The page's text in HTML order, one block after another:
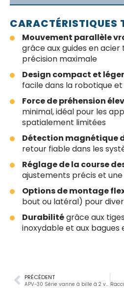
CARACTÉRISTIQUES
Mouvement parallèle
grâce aux guides en
précision maximale
Design compact et léger
facile dans la robotique
Force de préhension
minimal, idéal pour les
spatialement limitées
Détection magnétique
retour fiable dans les
Réglage de la course
ajustements précis et
Options de montage
bout ou latéral) pour
Durabilitégrâce aux
inoxydable et aux bagues
PRÉCÉDENT